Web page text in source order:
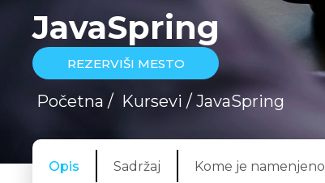
JavaSpring
REZERVIŠI MESTO
Početna / Kursevi / JavaSpring
Opis Sadržaj Kome je namenjeno